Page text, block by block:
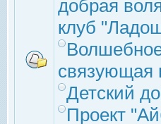
добрая
клуб
связующая
Детский
Проект